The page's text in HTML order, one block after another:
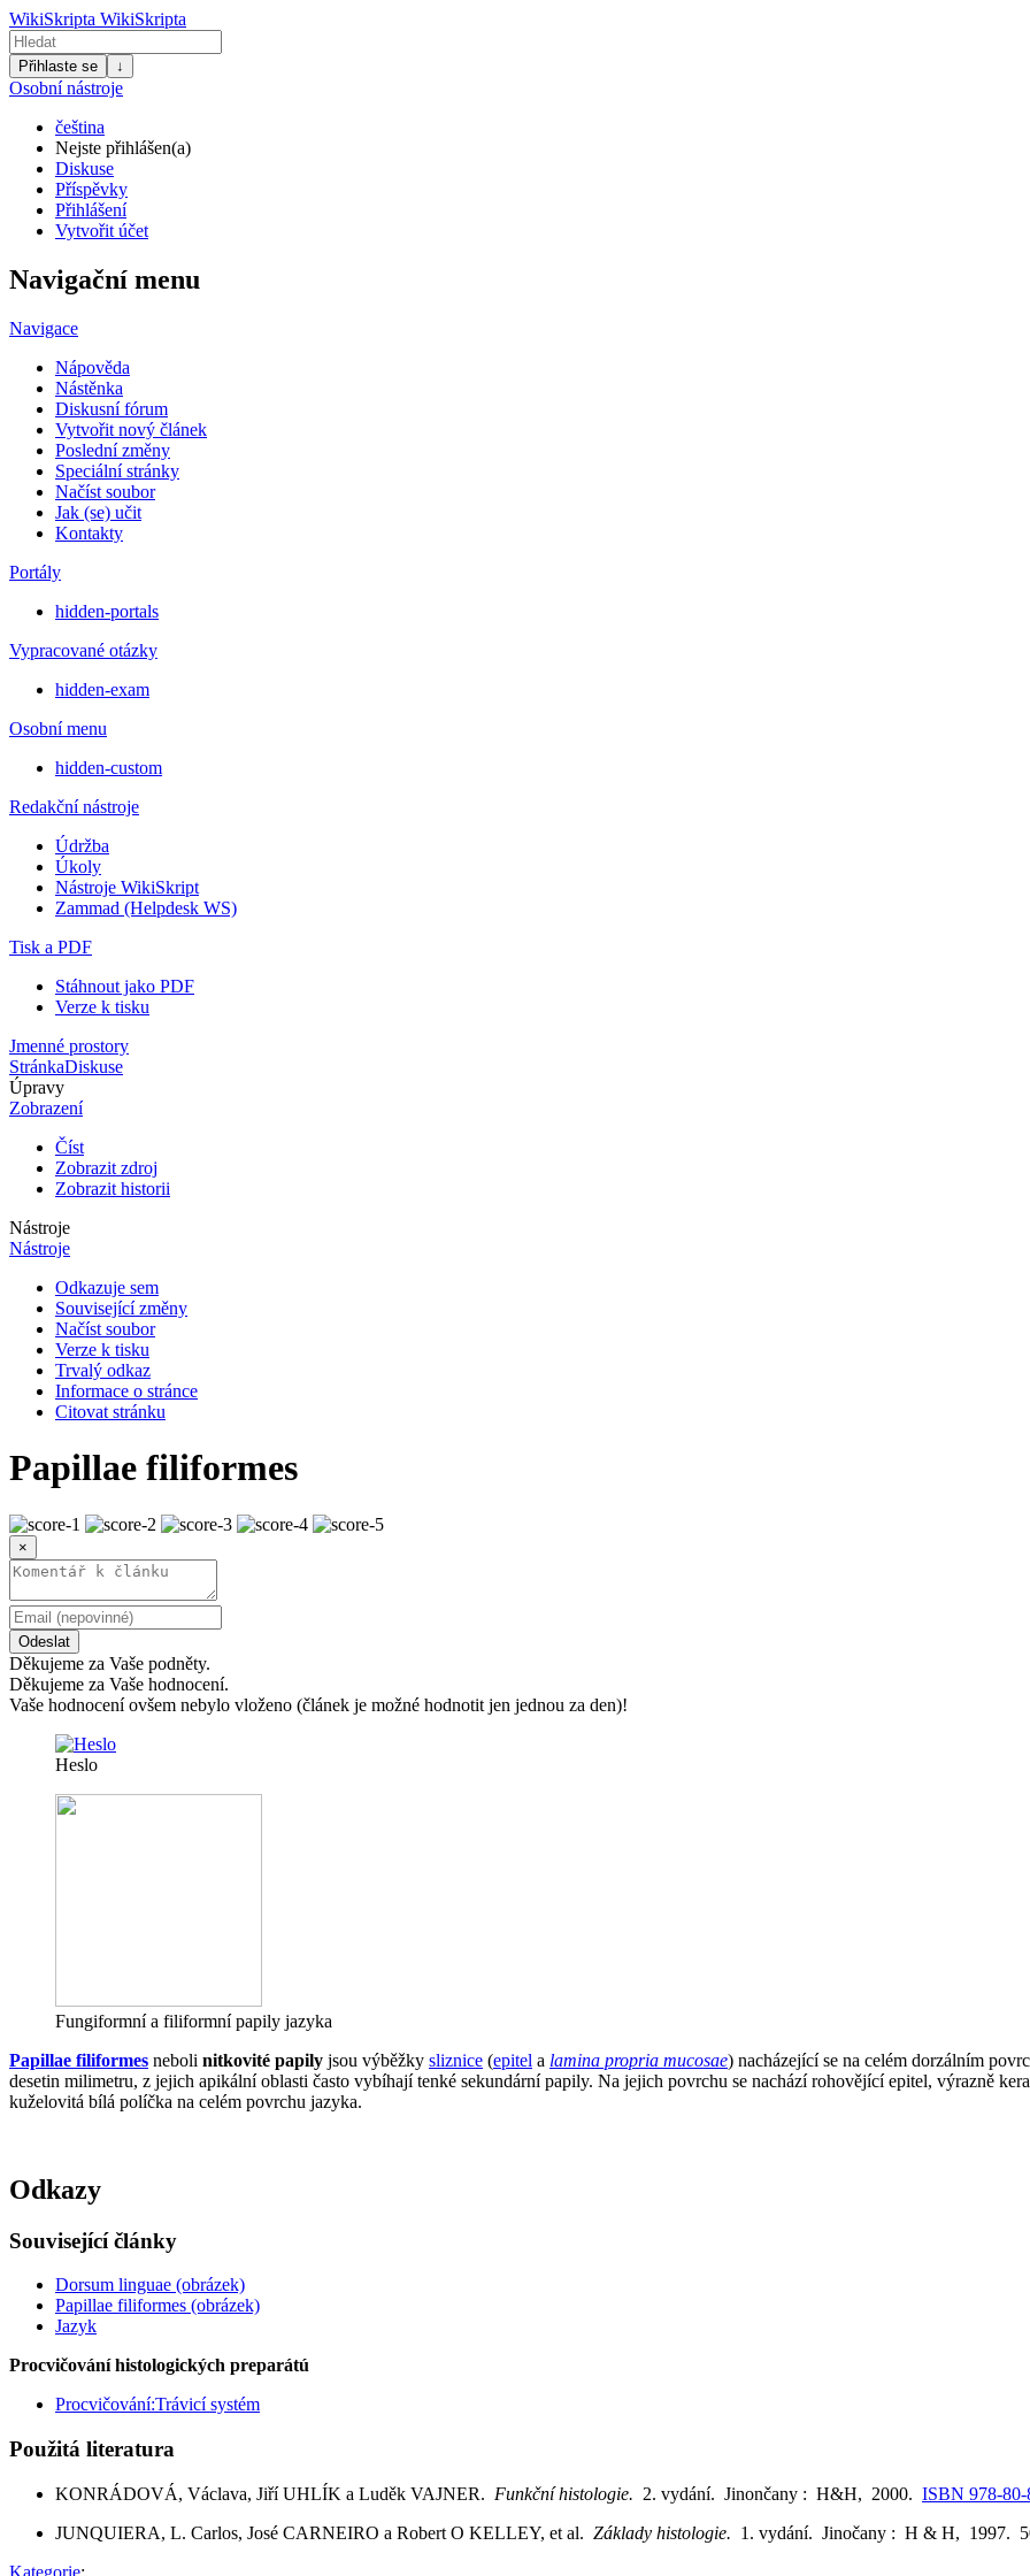
WikiSkripta WikiSkripta
Přihlaste se ↓
Osobní nástroje
čeština
Nejste přihlášen(a)
Diskuse
Příspěvky
Přihlášení
Vytvořit účet
Navigační menu
Navigace
Nápověda
Nástěnka
Diskusní fórum
Vytvořit nový článek
Poslední změny
Speciální stránky
Načíst soubor
Jak (se) učit
Kontakty
Portály
hidden-portals
Vypracované otázky
hidden-exam
Osobní menu
hidden-custom
Redakční nástroje
Údržba
Úkoly
Nástroje WikiSkript
Zammad (Helpdesk WS)
Tisk a PDF
Stáhnout jako PDF
Verze k tisku
Jmenné prostory
StránkaDiskuse
Úpravy
Zobrazení
Číst
Zobrazit zdroj
Zobrazit historii
Nástroje
Nástroje
Odkazuje sem
Související změny
Načíst soubor
Verze k tisku
Trvalý odkaz
Informace o stránce
Citovat stránku
Papillae filiformes
×
Odeslat
Děkujeme za Vaše podněty.
Děkujeme za Vaše hodnocení.
Vaše hodnocení ovšem nebylo vloženo (článek je možné hodnotit jen jednou za den)!
Heslo
Fungiformní a filiformní papily jazyka
Papillae filiformes neboli nitkovité papily jsou výběžky sliznice (epitel a lamina propria mucosae) nacházející se na celém dorzálním
desetin milimetru, z jejich apikální oblasti často vybíhají tenké sekundární papily. Na jejich povrchu se nachází rohovějící epitel, výrazně
kuželovitá bílá políčka na celém povrchu jazyka.
Odkazy
Související články
Dorsum linguae (obrázek)
Papillae filiformes (obrázek)
Jazyk
Procvičování histologických preparátú
Procvičování:Trávicí systém
Použitá literatura
KONRÁDOVÁ, Václava, Jiří UHLÍK a Luděk VAJNER. Funkční histologie. 2. vydání. Jinončany : H&H, 2000. ISBN 978-80-
JUNQUIERA, L. Carlos, José CARNEIRO a Robert O KELLEY, et al. Základy histologie. 1. vydání. Jinočany : H & H, 1997.
Kategorie: